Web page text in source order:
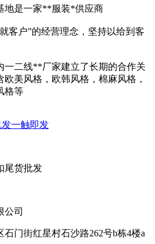
地是一家**服装*供应商
客户”的经营理念，坚持以给到客
一二线**厂家建立了长期的合作关
美风格，欧韩风格，棉麻风格，
格等
一触即发
尾货批发
公司
门街红星村石沙路262号b栋4楼a